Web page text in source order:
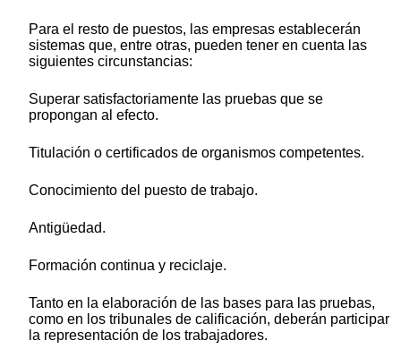
Para el resto de puestos, las empresas establecerán
sistemas que, entre otras, pueden tener en cuenta las
siguientes circunstancias:
Superar satisfactoriamente las pruebas que se
propongan al efecto.
Titulación o certificados de organismos competentes.
Conocimiento del puesto de trabajo.
Antigüedad.
Formación continua y reciclaje.
Tanto en la elaboración de las bases para las pruebas,
como en los tribunales de calificación, deberán participar
la representación de los trabajadores.